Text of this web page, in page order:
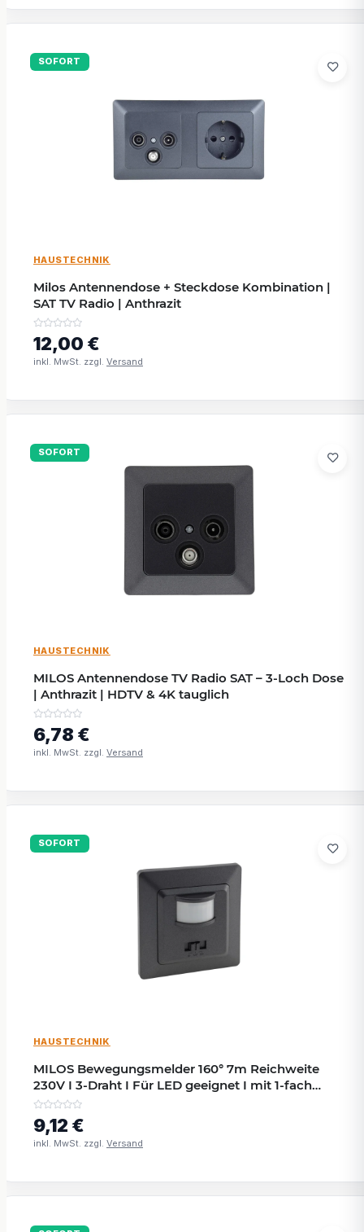
SOFORT
HAUSTECHNIK
Milos Antennendose + Steckdose Kombination |
SAT TV Radio | Anthrazit
12,00 €
inkl. MwSt. zzgl. Versand
SOFORT
HAUSTECHNIK
MILOS Antennendose TV Radio SAT – 3-Loch Dose
| Anthrazit | HDTV & 4K tauglich
6,78 €
inkl. MwSt. zzgl. Versand
SOFORT
HAUSTECHNIK
MILOS Bewegungsmelder 160° 7m Reichweite
230V I 3-Draht I Für LED geeignet I mit 1-fach
Rahmen Anthrazit
9,12 €
inkl. MwSt. zzgl. Versand